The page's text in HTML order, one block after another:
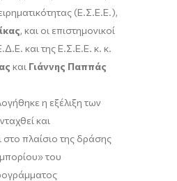
(Ε.Σ.Ε.Ε.),
, και οι επιστημονικοί
και της Ε.Σ.Ε.Ε. κ. κ.
και Γιάννης Παππάς
η εξέλιξη των
και
πλαίσιο της δράσης
του